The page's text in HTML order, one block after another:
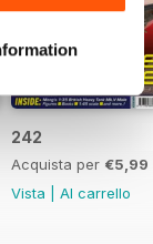
242
Acquista per €5,99
Vista
Al carrello